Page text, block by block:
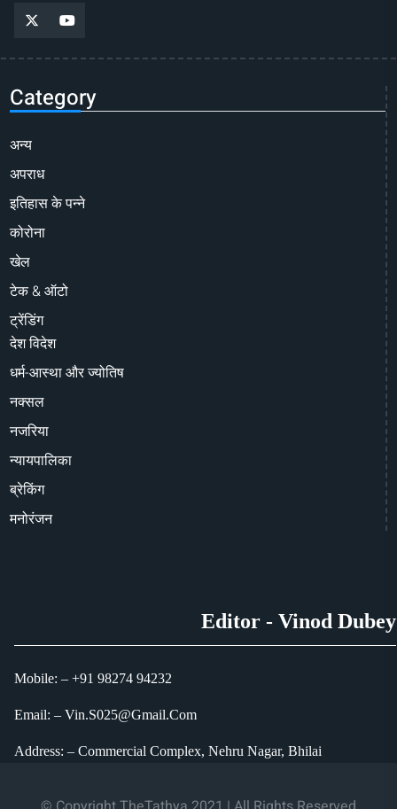
Category
अन्य
अपराध
इतिहास के पन्ने
कोरोना
खेल
टेक & ऑटो
ट्रेंडिंग
देश विदेश
धर्म-आस्था और ज्योतिष
नक्सल
नजरिया
न्यायपालिका
ब्रेकिंग
मनोरंजन
Editor - Vinod Dubey
Mobile: – +91 98274 94232
Email: – Vin.S025@Gmail.Com
Address: – Commercial Complex, Nehru Nagar, Bhilai